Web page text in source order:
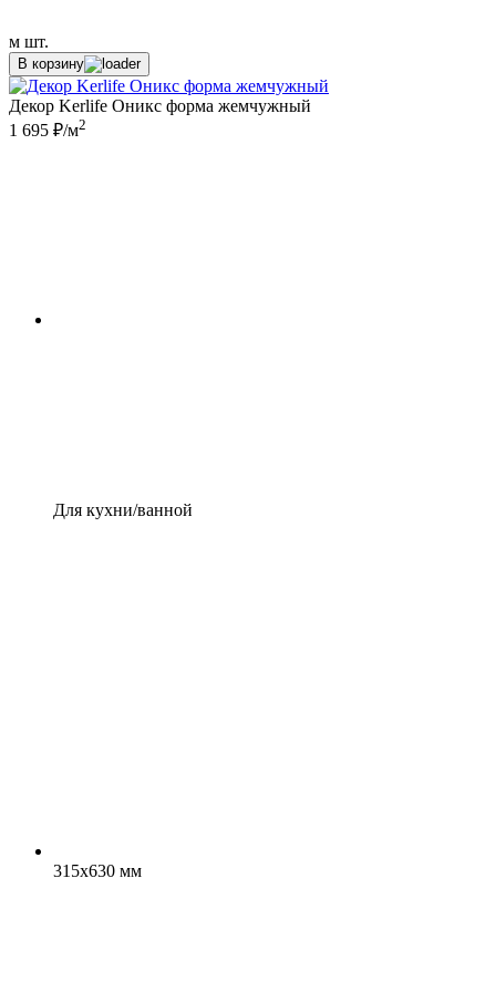
м шт.
В корзину
Декор Kerlife Оникс форма жемчужный
1 695 ₽/м2
Для кухни/ванной
315x630 мм